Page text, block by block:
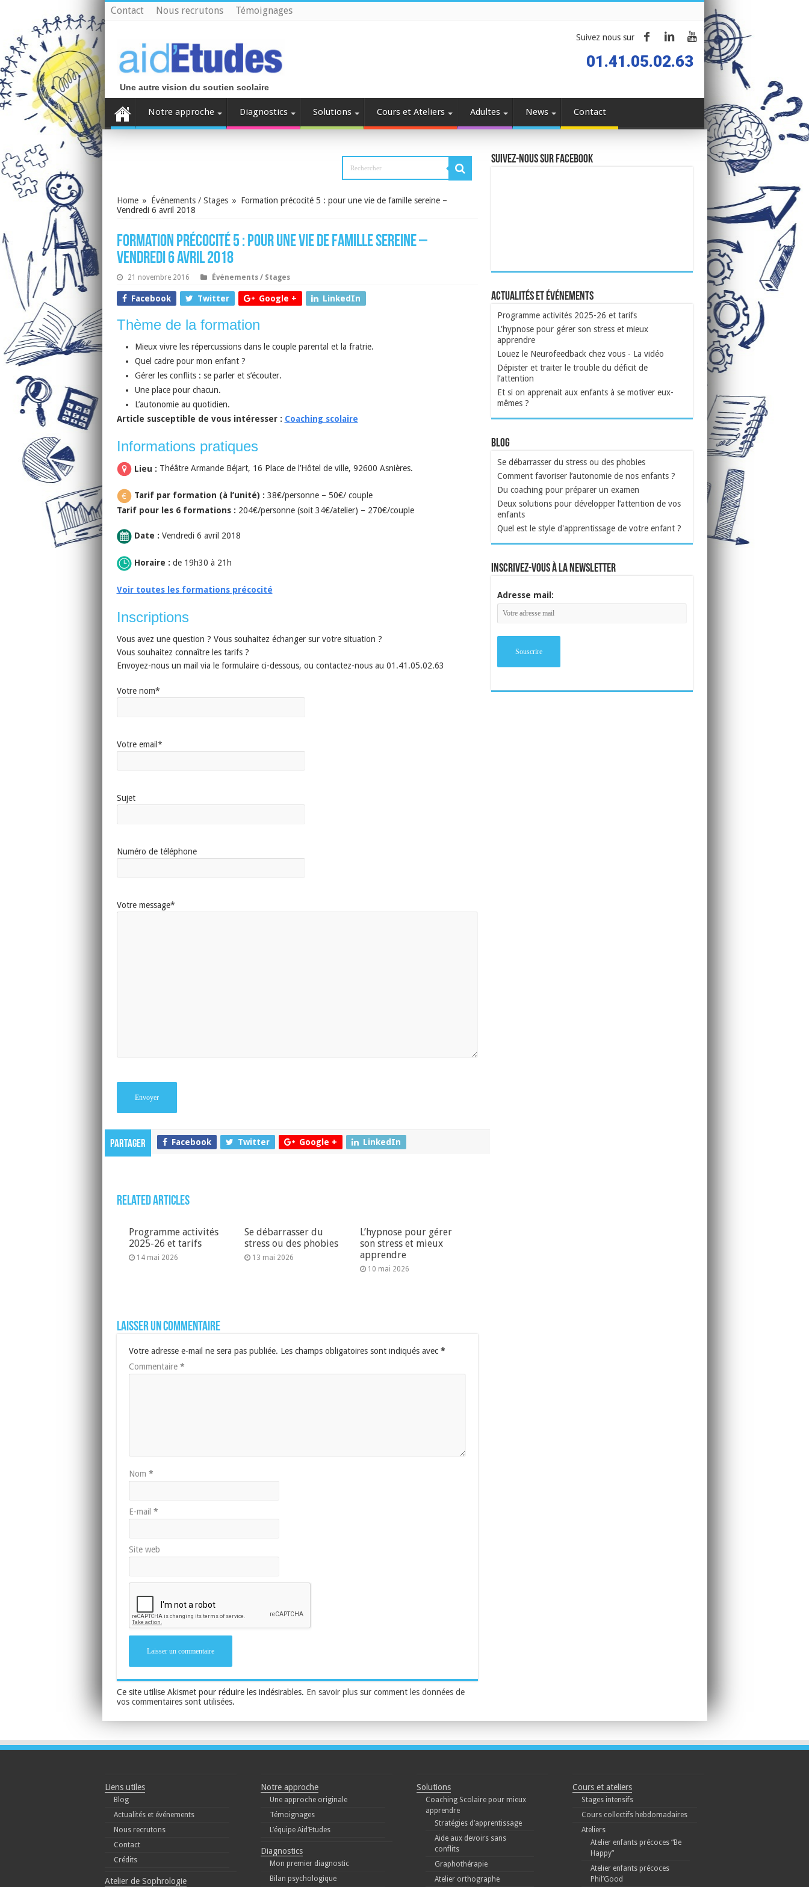
Contact Nous recrutons Témoignages
Une autre vision du soutien scolaire
Suivez nous sur
01.41.05.02.63
Notre approche Diagnostics Solutions Cours et Ateliers Adultes News Contact
Home » Événements / Stages » Formation précocité 5 : pour une vie de famille sereine –
Vendredi 6 avril 2018
Formation précocité 5 : pour une vie de famille sereine –
Vendredi 6 avril 2018
21 novembre 2016 Événements / Stages
Facebook Twitter Google + LinkedIn
Thème de la formation
Mieux vivre les répercussions dans le couple parental et la fratrie.
Quel cadre pour mon enfant ?
Gérer les conflits : se parler et s’écouter.
Une place pour chacun.
L’autonomie au quotidien.
Article susceptible de vous intéresser : Coaching scolaire
Informations pratiques
Lieu : Théâtre Armande Béjart, 16 Place de l’Hôtel de ville, 92600 Asnières.
Tarif par formation (à l’unité) : 38€/personne – 50€/ couple
Tarif pour les 6 formations : 204€/personne (soit 34€/atelier) – 270€/couple
Date : Vendredi 6 avril 2018
Horaire : de 19h30 à 21h
Voir toutes les formations précocité
Inscriptions
Vous avez une question ? Vous souhaitez échanger sur votre situation ?
Vous souhaitez connaître les tarifs ?
Envoyez-nous un mail via le formulaire ci-dessous, ou contactez-nous au 01.41.05.02.63
Votre nom*
Votre email*
Sujet
Numéro de téléphone
Votre message*
Partager Facebook Twitter Google + LinkedIn
Related Articles
Programme activités
2025-26 et tarifs
14 mai 2026
Se débarrasser du
stress ou des phobies
13 mai 2026
L’hypnose pour gérer
son stress et mieux
apprendre
10 mai 2026
Laisser un commentaire
Votre adresse e-mail ne sera pas publiée. Les champs obligatoires sont indiqués avec *
Commentaire *
Nom *
E-mail *
Site web
Ce site utilise Akismet pour réduire les indésirables. En savoir plus sur comment les données de
vos commentaires sont utilisées.
Suivez-nous sur Facebook
Actualités et événements
Programme activités 2025-26 et tarifs
L'hypnose pour gérer son stress et mieux
apprendre
Louez le Neurofeedback chez vous - La vidéo
Dépister et traiter le trouble du déficit de
l’attention
Et si on apprenait aux enfants à se motiver eux-
mêmes ?
Blog
Se débarrasser du stress ou des phobies
Comment favoriser l’autonomie de nos enfants ?
Du coaching pour préparer un examen
Deux solutions pour développer l’attention de vos
enfants
Quel est le style d'apprentissage de votre enfant ?
inscrivez-vous à la newsletter
Adresse mail:
Liens utiles
Blog
Actualités et événements
Nous recrutons
Contact
Crédits
Atelier de Sophrologie
Notre approche
Une approche originale
Témoignages
L’équipe Aid’Etudes
Diagnostics
Mon premier diagnostic
Bilan psychologique
Solutions
Coaching Scolaire pour mieux
apprendre
Stratégies d’apprentissage
Aide aux devoirs sans
conflits
Graphothérapie
Atelier orthographe
Cours et ateliers
Stages intensifs
Cours collectifs hebdomadaires
Ateliers
Atelier enfants précoces “Be
Happy”
Atelier enfants précoces
Phil’Good